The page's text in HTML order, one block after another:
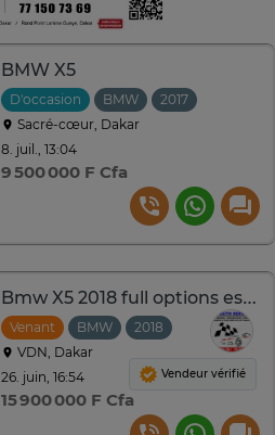
BMW X5
D'occasion BMW 2017
Sacré-cœur, Dakar
8. juil., 13:04
9 500 000 F Cfa
Bmw X5 2018 full options essence
Venant BMW 2018
Automatique
VDN, Dakar
26. juin, 16:54
15 900 000 F Cfa
Vendeur vérifié